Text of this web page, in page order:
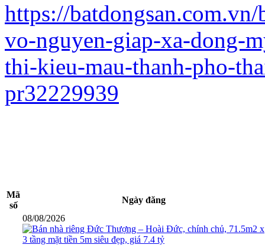
https://
vo-nguyen-giap-xa-dong-
thi-kieu-mau-thanh-pho-
pr32229939
Mã
số
Ngày đăng
08/08/2026